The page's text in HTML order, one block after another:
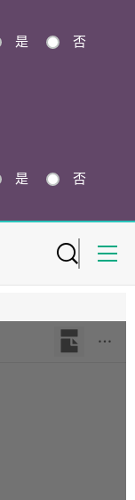
是 否
是 否